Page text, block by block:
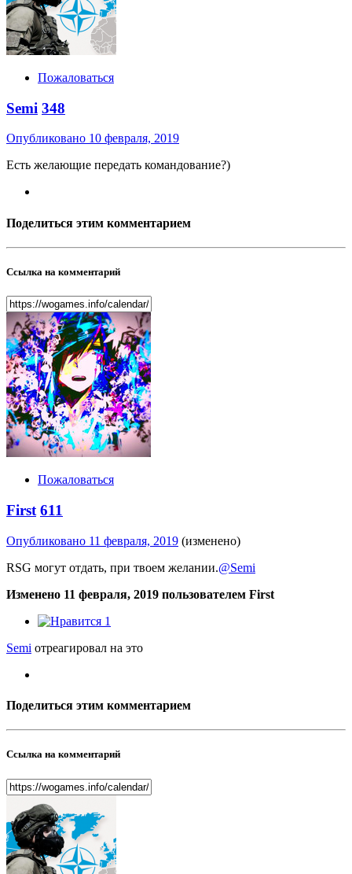
Пожаловаться
Semi 348
Опубликовано 10 февраля, 2019
Есть желающие передать командование?)
Поделиться этим комментарием
Ссылка на комментарий
Пожаловаться
First 611
Опубликовано 11 февраля, 2019 (изменено)
RSG могут отдать, при твоем желании.@Semi
Изменено 11 февраля, 2019 пользователем First
1
Semi отреагировал на это
Поделиться этим комментарием
Ссылка на комментарий